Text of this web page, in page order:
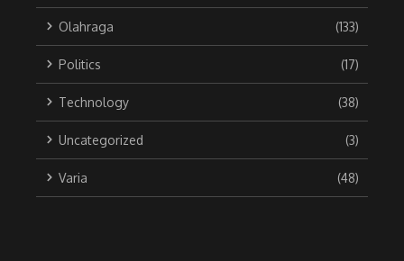
Olahraga (133)
Politics (17)
Technology (38)
Uncategorized (3)
Varia (48)